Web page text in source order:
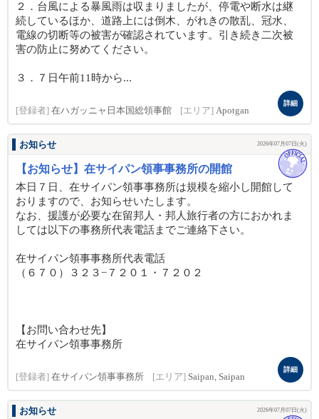
２．台風による暴風雨は収まりましたが、停電や断水は継
続しているほか、道路上には倒木、がれきの散乱、冠水、
電線の切断等の被害が確認されています。引き続き二次被
害の防止に努めてください。
３．７日午前11時から...
[登録者] 在ハガッニャ日本国総領事館 [エリア] Apotgan
詳細
お知らせ 2026年07月07日(火)
【お知らせ】在サイパン領事事務所の開館
本日７日、在サイパン領事事務所は規模を縮小し開館して
おりますので、お知らせいたします。
なお、援護が必要な在留邦人・邦人旅行者の方におかれま
しては以下の事務所代表電話までご連絡下さい。
在サイパン領事事務所代表電話
（６７０）３２３−７２０１・７２０２
【お問い合わせ先】
在サイパン領事事務所
[登録者] 在サイパン領事事務所 [エリア] Saipan, Saipan
詳細
お知らせ 2026年07月07日(火)